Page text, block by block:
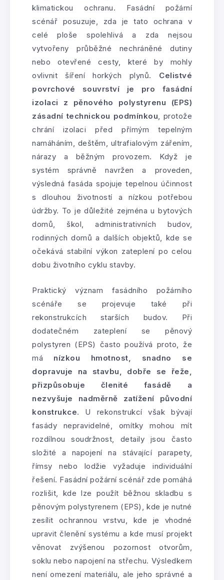
klimatickou ochranu. Fasádní požární
scénář posuzuje, zda je tato ochrana v
celé ploše spolehlivá a zda nejsou
vytvořeny průběžné nechráněné dutiny
nebo otevřené cesty, které by mohly
ovlivnit šíření horkých plynů. Celistvé
povrchové souvrství je pro fasádní
izolaci z pěnového polystyrenu (EPS)
zásadní technickou podmínkou, protože
chrání izolaci před přímým tepelným
namáháním, deštěm, ultrafialovým zářením,
nárazy a běžným provozem. Když je
systém správně navržen a proveden,
výsledná fasáda spojuje tepelnou účinnost
s dlouhou životností a nízkou potřebou
údržby. To je důležité zejména u bytových
domů, škol, administrativních budov,
rodinných domů a dalších objektů, kde se
očekává stabilní výkon zateplení po celou
dobu životního cyklu stavby.
Praktický význam fasádního požárního
scénáře se projevuje také při
rekonstrukcích starších budov. Při
dodatečném zateplení se pěnový
polystyren (EPS) často používá proto, že
má nízkou hmotnost, snadno se
dopravuje na stavbu, dobře se řeže,
přizpůsobuje členité fasádě a
nezvyšuje nadměrně zatížení původní
konstrukce. U rekonstrukcí však bývají
fasády nepravidelné, omítky mohou mít
rozdílnou soudržnost, detaily jsou často
složité a napojení na stávající parapety,
římsy nebo lodžie vyžaduje individuální
řešení. Fasádní požární scénář zde pomáhá
rozlišit, kde lze použít běžnou skladbu s
pěnovým polystyrenem (EPS), kde je nutné
zesílit ochrannou vrstvu, kde je vhodné
upravit členění systému a kde musí projekt
věnovat zvýšenou pozornost otvorům,
soklu nebo napojení na střechu. Výsledkem
není omezení materiálu, ale jeho správné a